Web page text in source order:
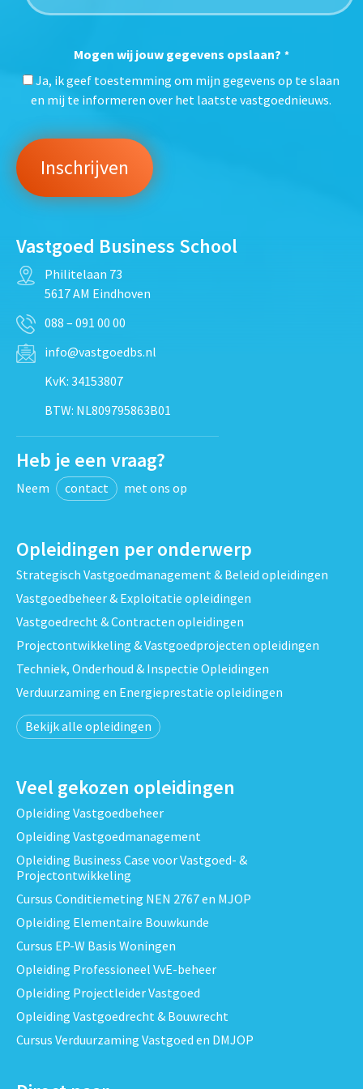
Mogen wij jouw gegevens opslaan? *
Ja, ik geef toestemming om mijn gegevens op te slaan
en mij te informeren over het laatste vastgoednieuws.
Vastgoed Business School
Philitelaan 73
5617 AM Eindhoven
088 – 091 00 00
info@vastgoedbs.nl
KvK: 34153807
BTW: NL809795863B01
Heb je een vraag?
Neem contact met ons op
Opleidingen per onderwerp
Strategisch Vastgoedmanagement & Beleid opleidingen
Vastgoedbeheer & Exploitatie opleidingen
Vastgoedrecht & Contracten opleidingen
Projectontwikkeling & Vastgoedprojecten opleidingen
Techniek, Onderhoud & Inspectie Opleidingen
Verduurzaming en Energieprestatie opleidingen
Bekijk alle opleidingen
Veel gekozen opleidingen
Opleiding Vastgoedbeheer
Opleiding Vastgoedmanagement
Opleiding Business Case voor Vastgoed- &
Projectontwikkeling
Cursus Conditiemeting NEN 2767 en MJOP
Opleiding Elementaire Bouwkunde
Cursus EP-W Basis Woningen
Opleiding Professioneel VvE-beheer
Opleiding Projectleider Vastgoed
Opleiding Vastgoedrecht & Bouwrecht
Cursus Verduurzaming Vastgoed en DMJOP